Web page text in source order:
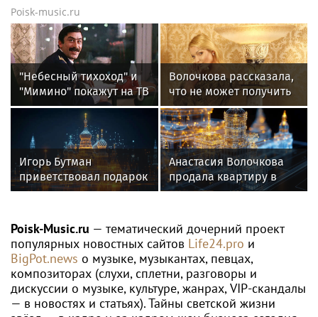
Poisk-music.ru
"Небесный тихоход" и
"Мимино" покажут на ТВ
в День Военно-
воздушных сил
Волочкова рассказала,
что не может получить
компенсацию за
испорченную квартиру
Игорь Бутман
приветствовал подарок
квартиры артистке
Анастасия Волочкова
продала квартиру в
Питере из-за суда с УК
Poisk-Music.ru — тематический дочерний проект
популярных новостных сайтов Life24.pro и
BigPot.news о музыке, музыкантах, певцах,
композиторах (слухи, сплетни, разговоры и
дискуссии о музыке, культуре, жанрах, VIP-скандалы
— в новостях и статьях). Тайны светской жизни